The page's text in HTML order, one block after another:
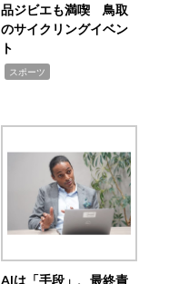
品ジビエも満喫 鳥取
のサイクリングイベン
ト
スポーツ
AIは「手段」、最終責